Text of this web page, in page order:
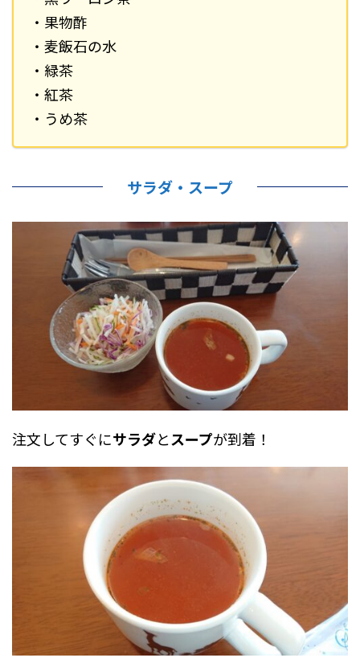
・果物酢
・麦飯石の水
・緑茶
・紅茶
・うめ茶
サラダ・スープ
注文してすぐにサラダとスープが到着！